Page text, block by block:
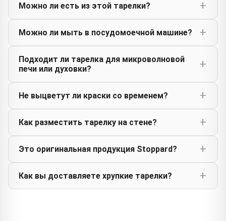
Можно ли есть из этой тарелки?
Можно ли мыть в посудомоечной машине?
Подходит ли тарелка для микроволновой
печи или духовки?
Не выцветут ли краски со временем?
Как разместить тарелку на стене?
Это оригинальная продукция Stoppard?
Как вы доставляете хрупкие тарелки?